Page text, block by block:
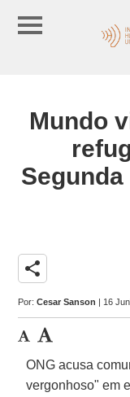
Mundo
share
Por:Cesar Sanson | 16
ONG acusa
vergonhoso" em